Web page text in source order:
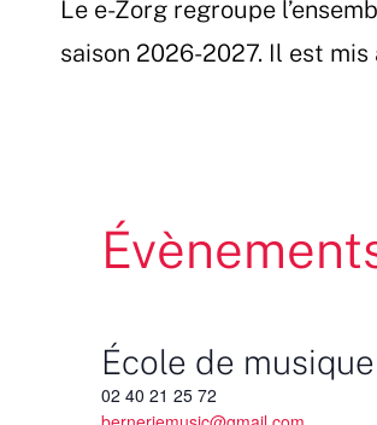
Le e-Zorg regroupe
saison 2026-2027. Il est
École de
02 40 21 25 72